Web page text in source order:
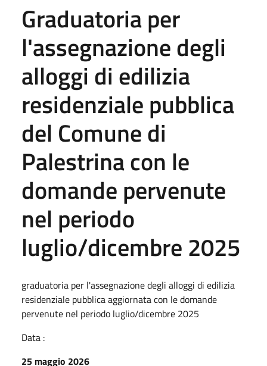
Graduatoria per
l'assegnazione degli
alloggi di edilizia
residenziale pubblica
del Comune di
Palestrina con le
domande pervenute
nel periodo
luglio/dicembre 2025
graduatoria per l'assegnazione degli alloggi di edilizia
residenziale pubblica aggiornata con le domande
pervenute nel periodo luglio/dicembre 2025
Data :
25 maggio 2026